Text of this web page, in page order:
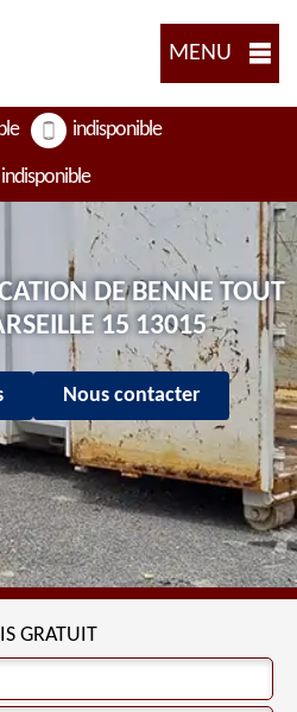
MENU
indisponible
indisponible
DE BENNE TOUT
15 13015
Nous contacter
GRATUIT